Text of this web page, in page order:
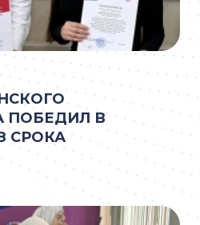
ПОБЕДИЛ В
СРОКА